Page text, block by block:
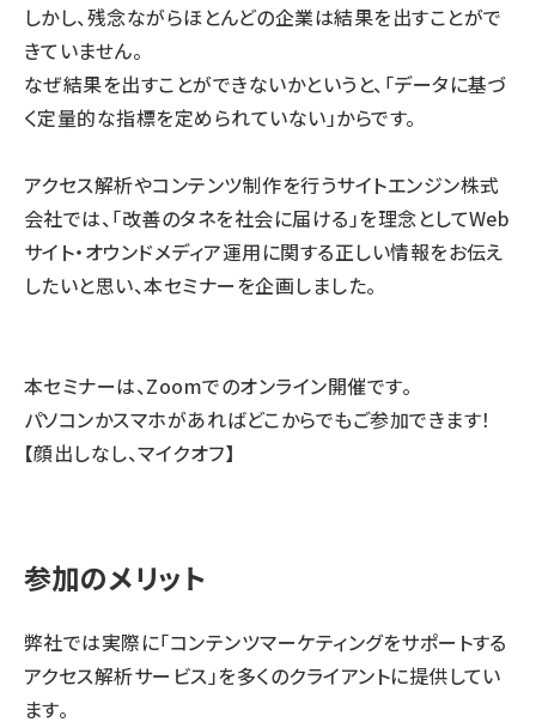
しかし、残念ながらほとんどの企業は結果を出すことがで
きていません。
なぜ結果を出すことができないかというと、「データに基づ
く定量的な指標を定められていない」からです。
アクセス解析やコンテンツ制作を行うサイトエンジン株式
会社では、「改善のタネを社会に届ける」を理念としてWeb
サイト・オウンドメディア運用に関する正しい情報をお伝え
したいと思い、本セミナーを企画しました。
本セミナーは、Zoomでのオンライン開催です。
パソコンかスマホがあればどこからでもご参加できます！
【顔出しなし、マイクオフ】
参加のメリット
弊社では実際に「コンテンツマーケティングをサポートする
アクセス解析サービス」を多くのクライアントに提供してい
ます。